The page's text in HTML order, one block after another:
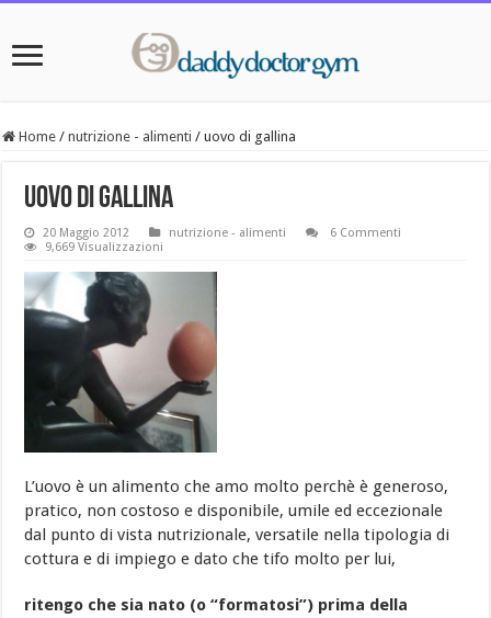
Home / nutrizione - alimenti / uovo di gallina
uovo di gallina
20 Maggio 2012 nutrizione - alimenti
6 Commenti
9,669 Visualizzazioni
L’uovo è un alimento che amo molto perchè è generoso,
pratico, non costoso e disponibile, umile ed eccezionale
dal punto di vista nutrizionale, versatile nella tipologia di
cottura e di impiego e dato che tifo molto per lui,
ritengo che sia nato (o “formatosi”) prima della